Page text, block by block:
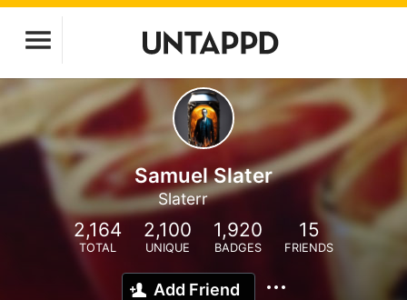
Samuel Slater
Slaterr
2,164
TOTAL
2,100
UNIQUE
1,920
BADGES
15
FRIENDS
Add Friend